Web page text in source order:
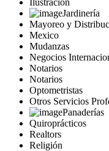
Ilustración
Jardinería
Mayoreo y
Mexico
Mudanzas
Negocios
Notarios
Notarios
Optometristas
Otros Servicios
Panaderías
Quiroprácticos
Realtors
Religión